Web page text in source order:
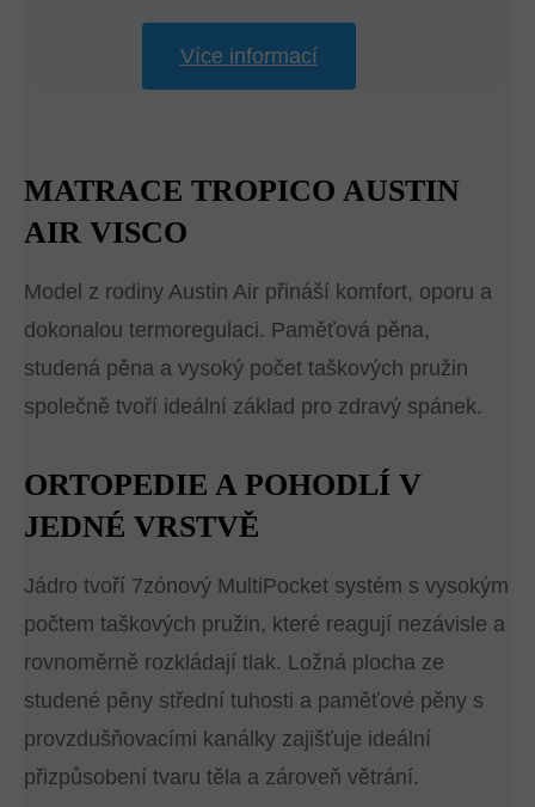
Více informací
MATRACE TROPICO AUSTIN
AIR VISCO
Model z rodiny Austin Air přináší komfort, oporu a
dokonalou termoregulaci. Paměťová pěna,
studená pěna a vysoký počet taškových pružin
společně tvoří ideální základ pro zdravý spánek.
ORTOPEDIE A POHODLÍ V
JEDNÉ VRSTVĚ
Jádro tvoří 7zónový MultiPocket systém s vysokým
počtem taškových pružin, které reagují nezávisle a
rovnoměrně rozkládají tlak. Ložná plocha ze
studené pěny střední tuhosti a paměťové pěny s
provzdušňovacími kanálky zajišťuje ideální
přizpůsobení tvaru těla a zároveň větrání.